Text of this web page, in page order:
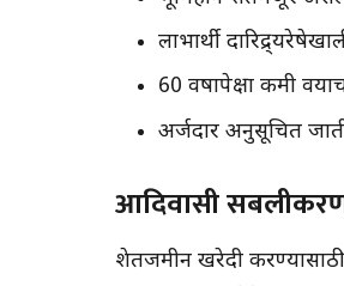
लाभार्थी
60 वर्षांपेक्षा कमी
अर्जदार अनुसूचित
आदिवासी
शेतजमीन खरेदी